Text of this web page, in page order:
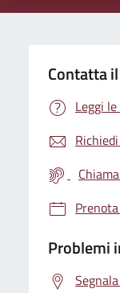
Contatta
Leggi
Problemi